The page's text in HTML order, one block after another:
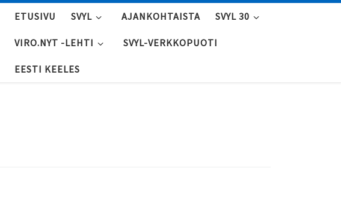
ETUSIVU SVYL AJANKOHTAISTA SVYL 30
VIRO.NYT -LEHTI SVYL-VERKKOPUOTI
EESTI KEELES